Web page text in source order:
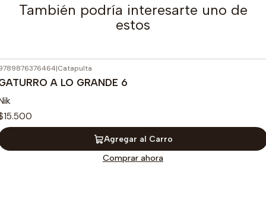
También podría interesarte uno de
estos
|Catapulta
A LO GRANDE 6
Agregar al Carro
Comprar ahora